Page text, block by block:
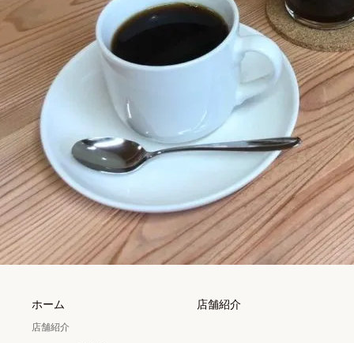
ホーム
店舗紹介
店舗紹介